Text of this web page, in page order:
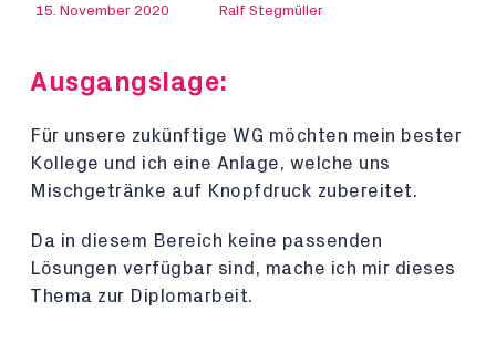
15. November 2020 Ralf Stegmüller
Ausgangslage:
Für unsere zukünftige WG möchten mein bester
Kollege und ich eine Anlage, welche uns
Mischgetränke auf Knopfdruck zubereitet.
Da in diesem Bereich keine passenden
Lösungen verfügbar sind, mache ich mir dieses
Thema zur Diplomarbeit.